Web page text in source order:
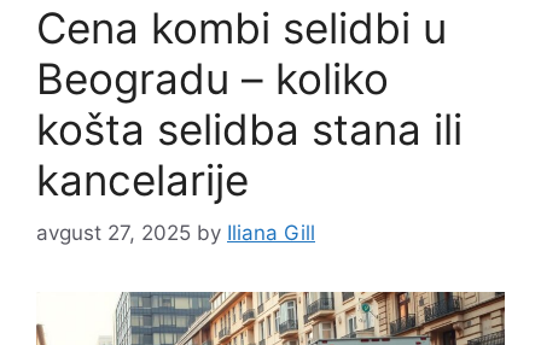
Cena kombi selidbi u
Beogradu – koliko
košta selidba stana ili
kancelarije
avgust 27, 2025 by Iliana Gill